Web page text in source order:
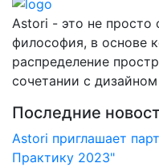
Astori - это не просто
философия, в основе
распределение
сочетании с
Последние
Astori приглашает
Практику 2023"